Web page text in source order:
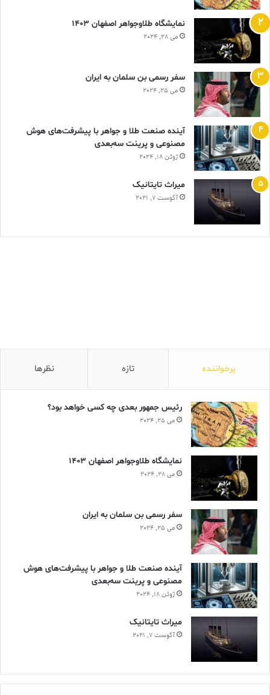
نمایشگاه طلاوجواهر اصفهان 1403
می 28, 2024
سفر رسمی بن سلمان به ایران
می 25, 2024
آینده صنعت طلا و جواهر با پیشرفت‌های هوش
مصنوعی و پرینت سه‌بعدی
ژوئن 18, 2024
ميراث تايتانيک
آگوست 7, 2021
پرخواننده تازه نظرها
رئیس جمهور بعدی چه کسی خواهد بود؟
می 25, 2024
نمایشگاه طلاوجواهر اصفهان 1403
می 28, 2024
سفر رسمی بن سلمان به ایران
می 25, 2024
آینده صنعت طلا و جواهر با پیشرفت‌های هوش
مصنوعی و پرینت سه‌بعدی
ژوئن 18, 2024
ميراث تايتانيک
آگوست 7, 2021